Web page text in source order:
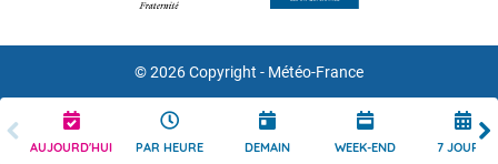
AUJOURD'HUI PAR HEURE DEMAIN WEEK-END 7 JOURS
© 2026 Copyright - Météo-France